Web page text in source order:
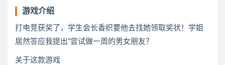
游戏介绍
打电竞获奖了，学生会长香织要他去找她领取奖状！学姐
居然答应我提出“尝试做一周的男女朋友？
关于这款游戏